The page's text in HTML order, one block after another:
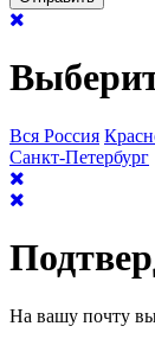
Вся Россия
Санкт-Петербург
На вашу почту